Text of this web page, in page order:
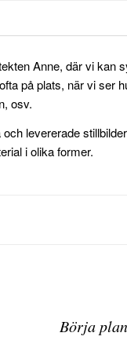
Anne, där vi kan
på plats, när vi ser
osv.
levererade
i olika former.
Börja